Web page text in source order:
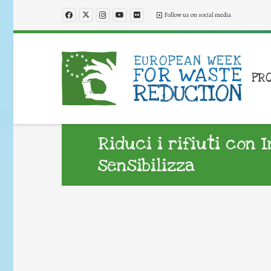
Follow us on social media
Riduci i rifiuti con
sensibilizza